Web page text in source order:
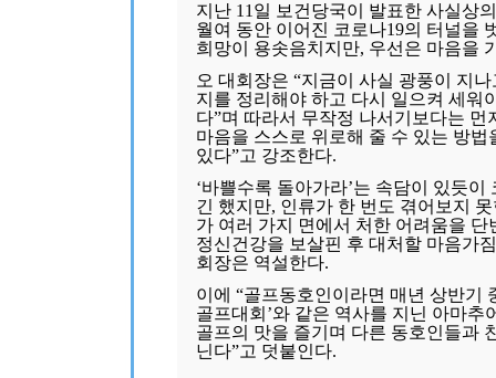
지난 11일 보건당국이 발표한 사실상
월여 동안 이어진 코로나19의 터널을
희망이 용솟음치지만, 우선은 마음을
오 대회장은 “지금이 사실 광풍이 지
지를 정리해야 하고 다시 일으켜 세워
다”며 따라서 무작정 나서기보다는
마음을 스스로 위로해 줄 수 있는 방
있다”고 강조한다.
‘바쁠수록 돌아가라’는 속담이 있듯
긴 했지만, 인류가 한 번도 겪어보지
가 여러 가지 면에서 처한 어려움을
정신건강을 보살핀 후 대처할 마음가
회장은 역설한다.
이에 “골프동호인이라면 매년 상반기
골프대회’와 같은 역사를 지닌 아마
골프의 맛을 즐기며 다른 동호인들과
닌다”고 덧붙인다.